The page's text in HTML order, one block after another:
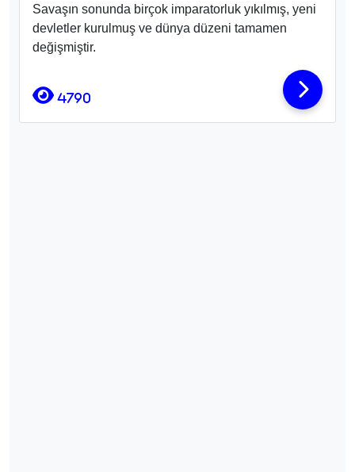
Savaşın sonunda birçok imparatorluk yıkılmış, yeni
devletler kurulmuş ve dünya düzeni tamamen
değişmiştir.
4790